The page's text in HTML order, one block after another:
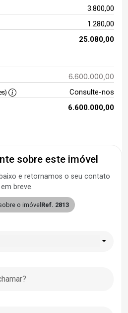
3.800,00
1.280,00
25.080,00
6.600.000,00
Consulte-nos
6.600.000,00
sobre este imóvel
e retornamos o seu contato
em breve.
o imóvelRef. 2813